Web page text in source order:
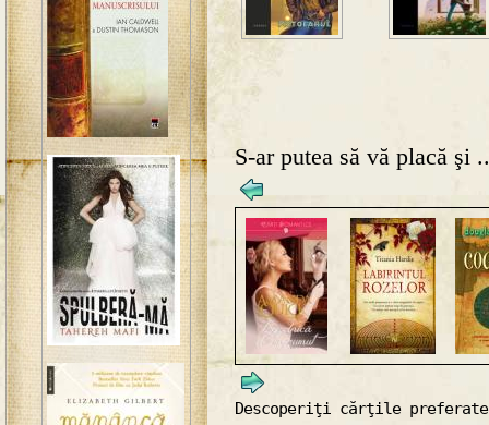
S-ar putea să vă placă şi
Descoperiţi cărţile